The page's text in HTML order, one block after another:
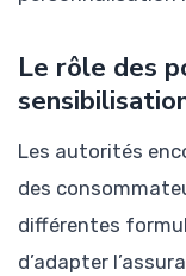
Le rôle des
Les autorités
des
différentes
d’adapter